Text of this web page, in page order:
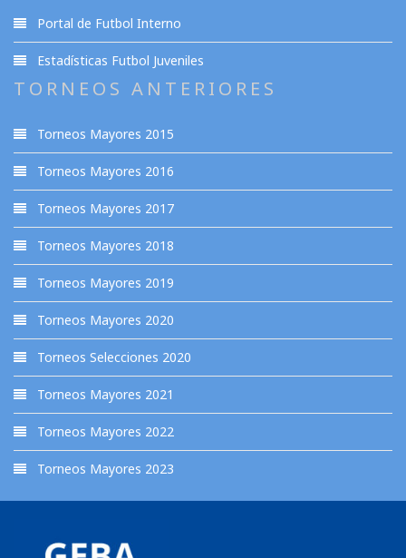
Portal de Futbol Interno
Estadísticas Futbol Juveniles
TORNEOS ANTERIORES
Torneos Mayores 2015
Torneos Mayores 2016
Torneos Mayores 2017
Torneos Mayores 2018
Torneos Mayores 2019
Torneos Mayores 2020
Torneos Selecciones 2020
Torneos Mayores 2021
Torneos Mayores 2022
Torneos Mayores 2023